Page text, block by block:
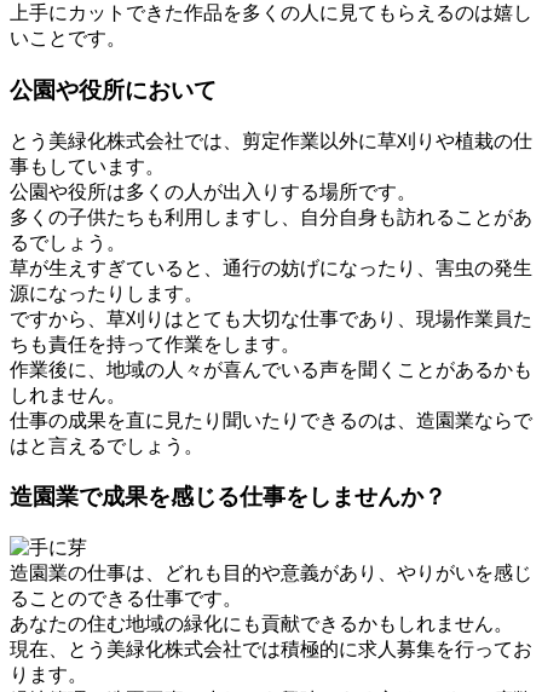
上手にカットできた作品を多くの人に見てもらえるのは嬉し
いことです。
公園や役所において
とう美緑化株式会社では、剪定作業以外に草刈りや植栽の仕
事もしています。
公園や役所は多くの人が出入りする場所です。
多くの子供たちも利用しますし、自分自身も訪れることがあ
るでしょう。
草が生えすぎていると、通行の妨げになったり、害虫の発生
源になったりします。
ですから、草刈りはとても大切な仕事であり、現場作業員た
ちも責任を持って作業をします。
作業後に、地域の人々が喜んでいる声を聞くことがあるかも
しれません。
仕事の成果を直に見たり聞いたりできるのは、造園業ならで
はと言えるでしょう。
造園業で成果を感じる仕事をしませんか？
造園業の仕事は、どれも目的や意義があり、やりがいを感じ
ることのできる仕事です。
あなたの住む地域の緑化にも貢献できるかもしれません。
現在、とう美緑化株式会社では積極的に求人募集を行ってお
ります。